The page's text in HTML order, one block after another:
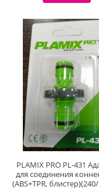
PLAMIX PRO PL-431
для соединения
(ABS+TPR,